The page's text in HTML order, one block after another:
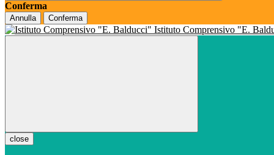
Conferma
Annulla Conferma
Istituto Comprensivo "E.
close